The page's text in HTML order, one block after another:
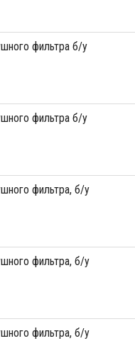
фильтра б/у
фильтра б/у
фильтра, б/у
фильтра, б/у
фильтра, б/у